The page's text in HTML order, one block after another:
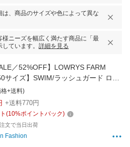
、商品のサイズや色によって異な
ニーズを幅広く満たす商品に「最
ています。 詳細を見る
／52%OFF】LOWRYS FARM
サイズ】SWIM/ラッシュガード ロー
ーム 水着・スイムグッズ ラッシュ
ー ブラック ブラウン
+送料)
+送料770円
(10%ポイントバック)
文で当日出荷
Fashion